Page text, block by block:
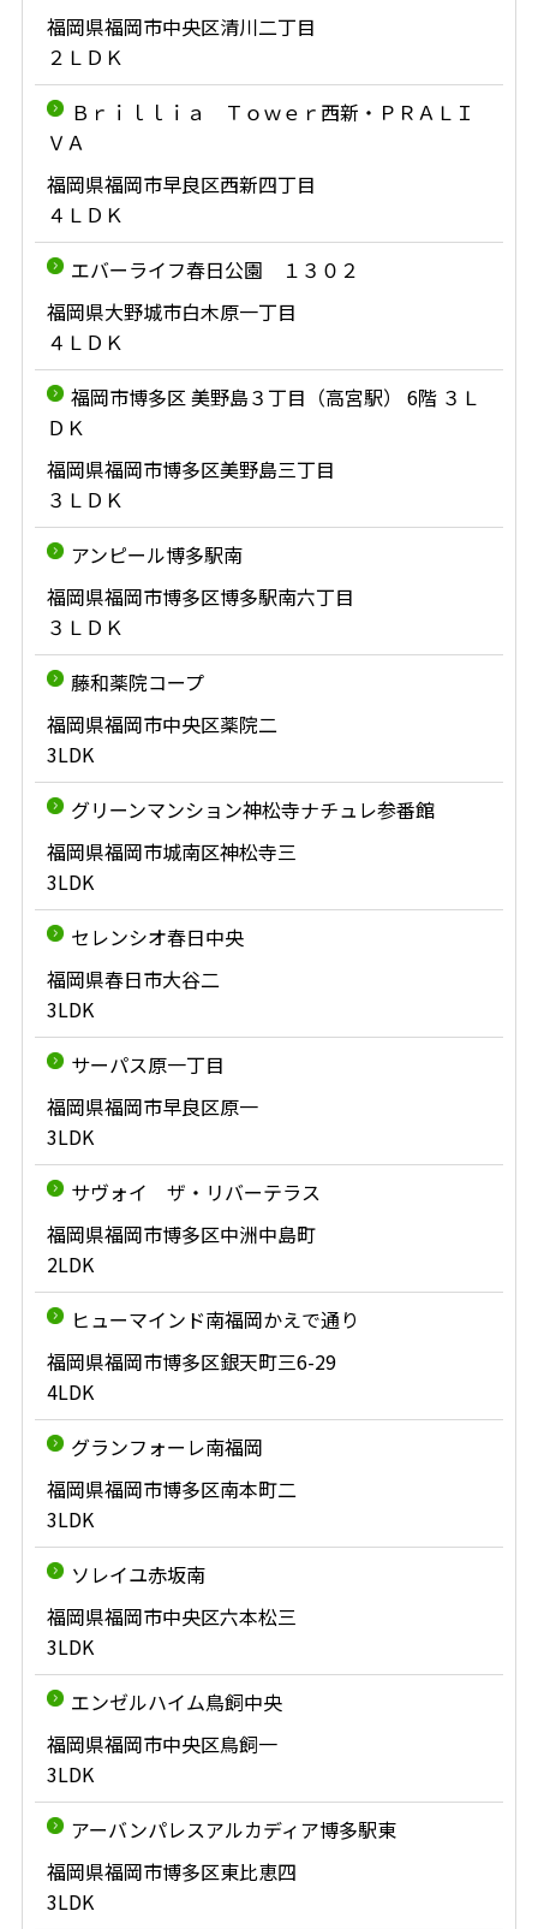
福岡県福岡市中央区清川二丁目
２ＬＤＫ
Ｂｒｉｌｌｉａ Ｔｏｗｅｒ西新・ＰＲＡＬＩ
ＶＡ
福岡県福岡市早良区西新四丁目
４ＬＤＫ
エバーライフ春日公園 １３０２
福岡県大野城市白木原一丁目
４ＬＤＫ
福岡市博多区 美野島３丁目（高宮駅） 6階 ３Ｌ
ＤＫ
福岡県福岡市博多区美野島三丁目
３ＬＤＫ
アンピール博多駅南
福岡県福岡市博多区博多駅南六丁目
３ＬＤＫ
藤和薬院コープ
福岡県福岡市中央区薬院二
3LDK
グリーンマンション神松寺ナチュレ参番館
福岡県福岡市城南区神松寺三
3LDK
セレンシオ春日中央
福岡県春日市大谷二
3LDK
サーパス原一丁目
福岡県福岡市早良区原一
3LDK
サヴォイ ザ・リバーテラス
福岡県福岡市博多区中洲中島町
2LDK
ヒューマインド南福岡かえで通り
福岡県福岡市博多区銀天町三6-29
4LDK
グランフォーレ南福岡
福岡県福岡市博多区南本町二
3LDK
ソレイユ赤坂南
福岡県福岡市中央区六本松三
3LDK
エンゼルハイム鳥飼中央
福岡県福岡市中央区鳥飼一
3LDK
アーバンパレスアルカディア博多駅東
福岡県福岡市博多区東比恵四
3LDK